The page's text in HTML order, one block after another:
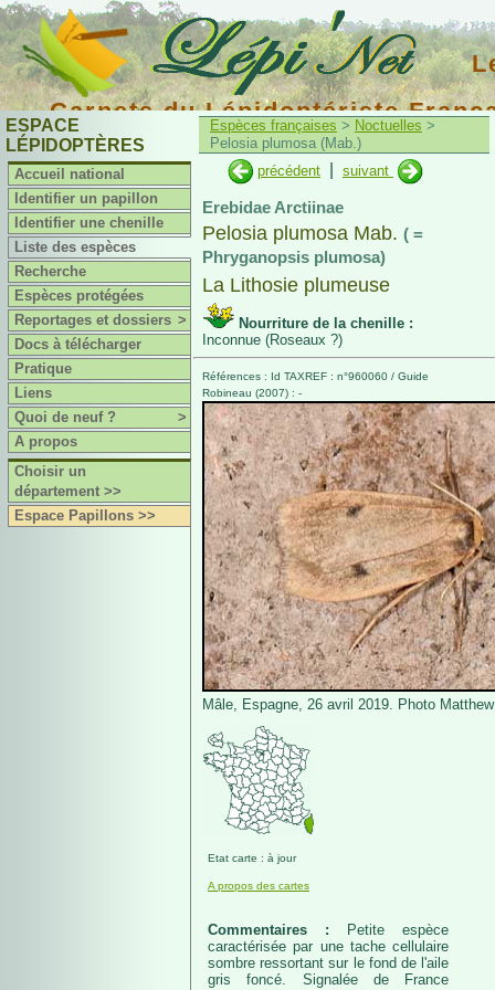
Carnets du Lépidoptériste
ESPACE
LÉPIDOPTÈRES
Accueil national
Identifier un papillon
Identifier une chenille
Liste des espèces
Recherche
Espèces protégées
Reportages et dossiers >
Docs à télécharger
Pratique
Liens
Quoi de neuf ?
>
A propos
Choisir un
département >>
Espace Papillons >>
Espèces françaises > Noctuelles >
Pelosia plumosa (Mab.)
précédent
suivant
Erebidae Arctiinae
Pelosia plumosa Mab. ( =
Phryganopsis plumosa)
La Lithosie plumeuse
Nourriture de la chenille :
Inconnue (Roseaux ?)
Références : Id TAXREF : n°960060 / Guide
Robineau (2007) : -
Mâle, Espagne, 26 avril 2019. Photo
Etat carte : à jour
A propos des cartes
Commentaires :
Petite espèce
caractérisée par une tache cellulaire
sombre ressortant sur le fond de l'aile
gris foncé. Signalée de France